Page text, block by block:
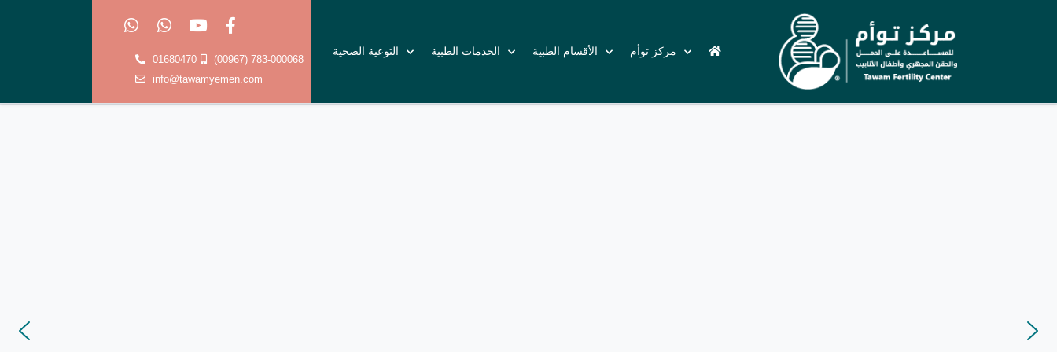
مركز توأم الأقسام الطبية الخدمات الطبية التوعية الصحية
01680470
(00967) 783-000068
info@tawamyemen.com